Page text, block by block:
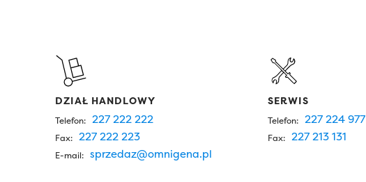
DZIAŁ HANDLOWY
Telefon: 227 222 222
Fax: 227 222 223
E-mail: sprzedaz@omnigena.pl
SERWIS
Telefon: 227 224 977
Fax: 227 213 131